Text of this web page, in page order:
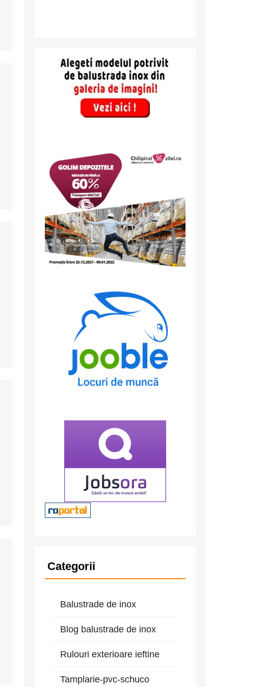
Categorii
Balustrade de inox
Blog balustrade de inox
Rulouri exterioare ieftine
Tamplarie-pvc-schuco